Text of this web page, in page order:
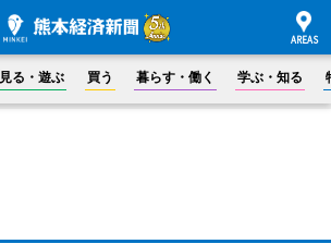
見る・遊ぶ 買う 暮らす・働く 学ぶ・知る